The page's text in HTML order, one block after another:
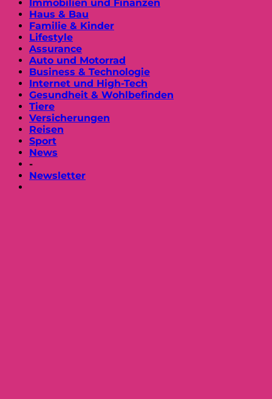
Immobilien und Finanzen
Haus & Bau
Familie & Kinder
Lifestyle
Assurance
Auto und Motorrad
Business & Technologie
Internet und High-Tech
Gesundheit & Wohlbefinden
Tiere
Versicherungen
Reisen
Sport
News
-
Newsletter